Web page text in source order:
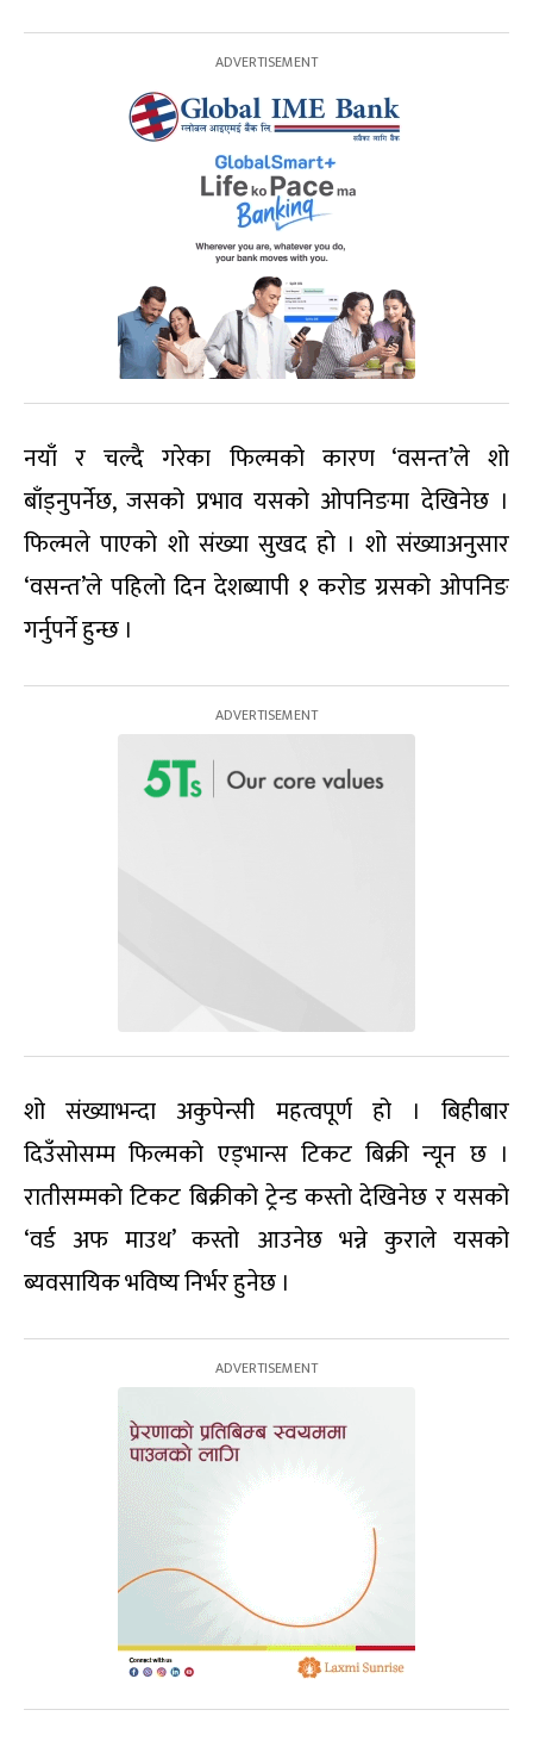
नयाँ र चल्दै गरेका फिल्मको कारण ‘वसन्त’ले शो
बाँड्नुपर्नेछ, जसको प्रभाव यसको ओपनिङमा देखिनेछ ।
फिल्मले पाएको शो संख्या सुखद हो । शो संख्याअनुसार
‘वसन्त’ले पहिलो दिन देशब्यापी १ करोड ग्रसको ओपनिङ
गर्नुपर्ने हुन्छ ।
शो संख्याभन्दा अकुपेन्सी महत्वपूर्ण हो । बिहीबार
दिउँसोसम्म फिल्मको एड्भान्स टिकट बिक्री न्यून छ ।
रातीसम्मको टिकट बिक्रीको ट्रेन्ड कस्तो देखिनेछ र यसको
‘वर्ड अफ माउथ’ कस्तो आउनेछ भन्ने कुराले यसको
ब्यवसायिक भविष्य निर्भर हुनेछ ।